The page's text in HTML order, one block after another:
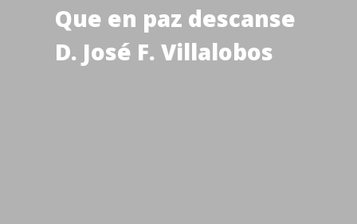
Que en paz descanse
D. José F. Villalobos